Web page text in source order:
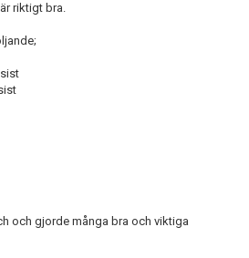
riktigt bra.
och gjorde många bra och viktiga